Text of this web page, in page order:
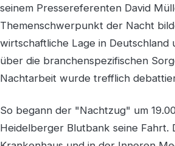
seinem Pressereferenten David
Themenschwerpunkt der Nacht
wirtschaftliche Lage in Deutschland
über die branchenspezifischen
Nachtarbeit wurde trefflich
So begann der "Nachtzug" um
Heidelberger Blutbank seine Fahrt.